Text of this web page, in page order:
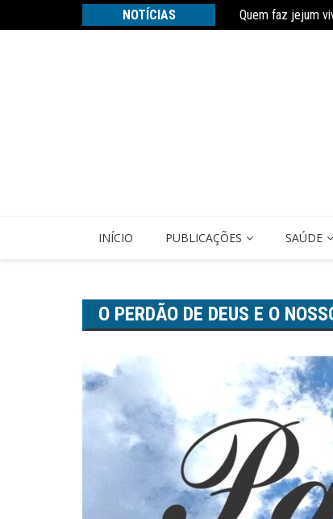
NOTÍCIAS Quem faz jejum
INÍCIO PUBLICAÇÕES SAÚDE
O PERDÃO DE DEUS E O